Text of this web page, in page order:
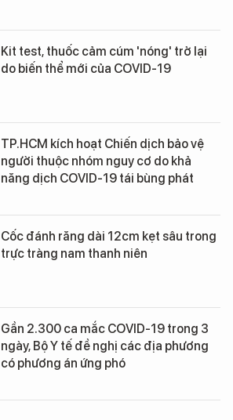
Kit test, thuốc cảm cúm 'nóng' trở lại
do biến thể mới của COVID-19
TP.HCM kích hoạt Chiến dịch bảo vệ
người thuộc nhóm nguy cơ do khả
năng dịch COVID-19 tái bùng phát
Cốc đánh răng dài 12cm kẹt sâu trong
trực tràng nam thanh niên
Gần 2.300 ca mắc COVID-19 trong 3
ngày, Bộ Y tế đề nghị các địa phương
có phương án ứng phó